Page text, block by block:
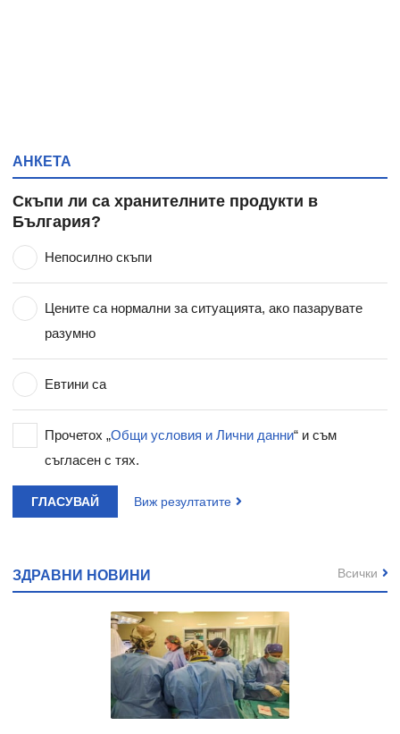
АНКЕТА
Скъпи ли са хранителните продукти в
България?
Непосилно скъпи
Цените са нормални за ситуацията, ако пазарувате
разумно
Евтини са
Прочетох „Общи условия и Лични данни“ и съм
съгласен с тях.
ГЛАСУВАЙ Виж резултатите
ЗДРАВНИ НОВИНИ Всички